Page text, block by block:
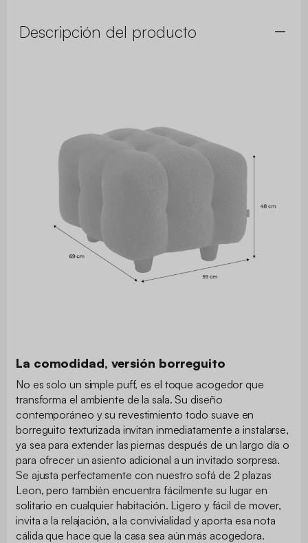
Descripción del producto
La comodidad, versión borreguito
No es solo un simple puff, es el toque acogedor que
transforma el ambiente de la sala. Su diseño
contemporáneo y su revestimiento todo suave en
borreguito texturizada invitan inmediatamente a instalarse,
ya sea para extender las piernas después de un largo día o
para ofrecer un asiento adicional a un invitado sorpresa.
Se ajusta perfectamente con nuestro sofá de 2 plazas
Leon, pero también encuentra fácilmente su lugar en
solitario en cualquier habitación. Ligero y fácil de mover,
invita a la relajación, a la convivialidad y aporta esa nota
cálida que hace que la casa sea aún más acogedora.